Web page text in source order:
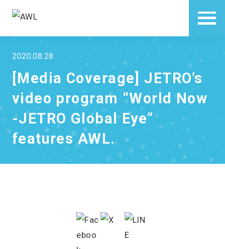
2020.08.28
[Media Coverage] JETRO’s
video program “World Now
-JETRO Global Eye”
features AWL.